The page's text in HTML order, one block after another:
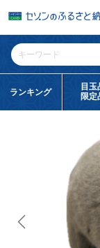
ランキング
目玉
限定